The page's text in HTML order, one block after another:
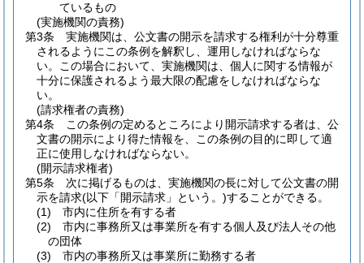
ているもの
(実施機関の責務)
第3条
実施機関は、公文書の開示を請求する権利が十分尊重
されるようにこの条例を解釈し、運用しなければならな
い。
この場合において、実施機関は、個人に関する情報が
十分に保護されるよう最大限の配慮をしなければならな
い。
(請求権者の責務)
第4条
この条例の定めるところにより開示請求する者は、公
文書の開示により得た情報を、この条例の目的に即して適
正に使用しなければならない。
(開示請求権者)
第5条
次に掲げるものは、実施機関の長に対して公文書の開
示を請求(以下「開示請求」という。)することができる。
(1)
市内に住所を有する者
(2)
市内に事務所又は事業所を有する個人及び法人その他
の団体
(3)
市内の事務所又は事業所に勤務する者